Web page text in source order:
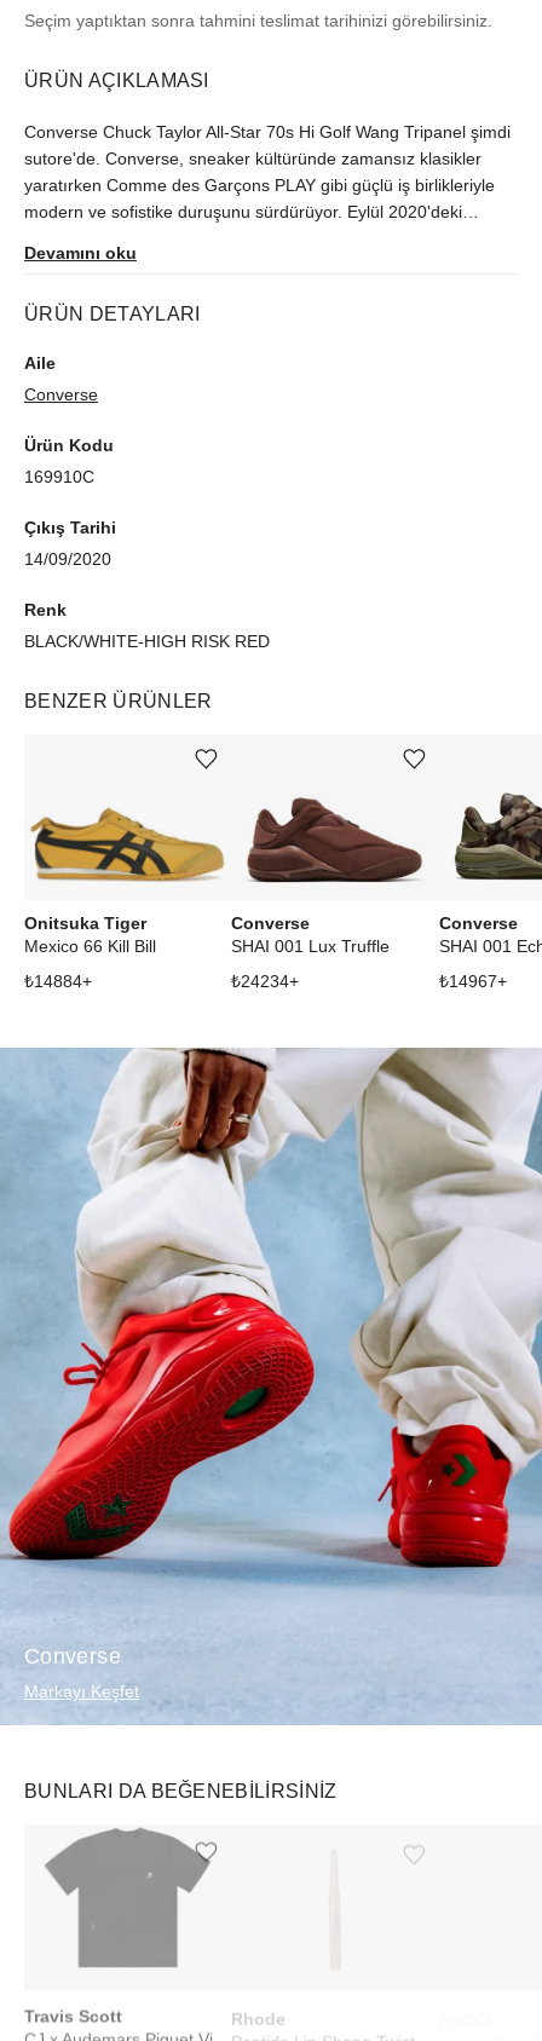
Seçim yaptıktan sonra tahmini teslimat tarihinizi görebilirsiniz.
ÜRÜN AÇIKLAMASI
Converse Chuck Taylor All-Star 70s Hi Golf Wang Tripanel şimdi
sutore'de. Converse, sneaker kültüründe zamansız klasikler
yaratırken Comme des Garçons PLAY gibi güçlü iş birlikleriyle
modern ve sofistike duruşunu sürdürüyor. Eylül 2020'deki
kontrolünün ardından size ulaştırılır.
Devamını oku
ÜRÜN DETAYLARI
Aile
Converse
Ürün Kodu
169910C
Çıkış Tarihi
14/09/2020
Renk
BLACK/WHITE-HIGH RISK RED
BENZER ÜRÜNLER
Onitsuka Tiger
Mexico 66 Kill Bill
₺14884+
Ürünü istek listesine ekle veya listeden çıkar
Converse
SHAI 001 Lux Truffle
₺24234+
Ürünü istek listesine ekle veya listeden çıkar
Converse
SHAI 001
₺14967+
Converse
Markayı Keşfet
BUNLARI DA BEĞENEBILIRSINIZ
Travis Scott
Ürünü istek listesine ekle veya listeden çıkar
Rhode
Peptide Lip Shape Twist
Ürünü istek listesine ekle veya listeden çıkar